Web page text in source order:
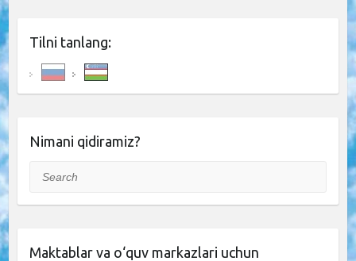
Tilni tanlang:
Nimani qidiramiz?
Search
Maktablar va o‘quv markazlari uchun